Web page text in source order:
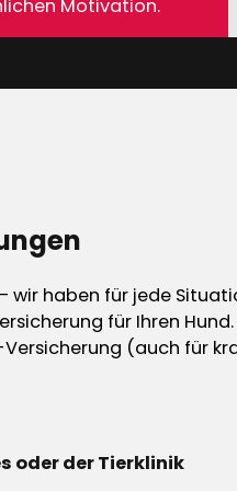
Motivation.
wir haben für jede
für Ihren Hund.
(auch für
oder der Tierklinik